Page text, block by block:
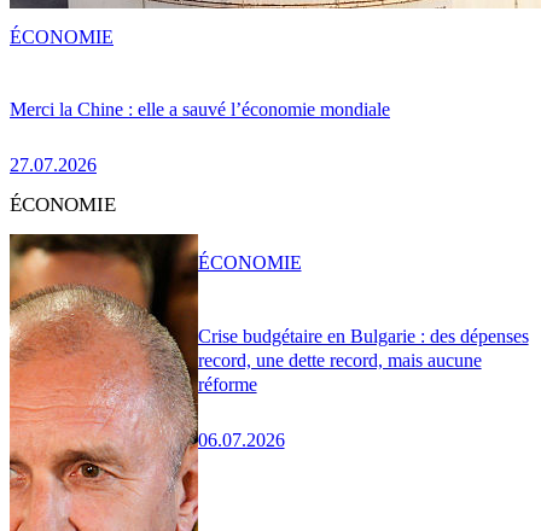
Merci la Chine : elle a sauvé l’économie mondiale
27.07.2026
ÉCONOMIE
ÉCONOMIE
Crise budgétaire en Bulgarie : des dépenses
record, une dette record, mais aucune
réforme
06.07.2026
ÉCONOMIE